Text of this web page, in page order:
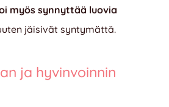
myös synnyttää luovia
jäisivät syntymättä.
ja hyvinvoinnin